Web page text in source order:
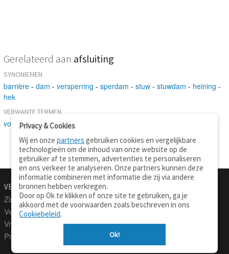
Gerelateerd aan afsluiting
SYNONIEMEN
barrière - dam - versperring - sperdam - stuw - stuwdam - heining -
hek
VERWANTE TERMEN
voorwerp-beëindiging
VERTALEN.NU
Zinnen vertalen
Verklarend woordenboek
Vraagbaak
Professionele vertaling
Over deze site
Privacy
Privacy & Cookies
Wij en onzepartners gebruiken cookies en vergelijkbare
technologieën om de inhoud van onze website op de
gebruiker af te stemmen, advertenties te personaliseren
en ons verkeer te analyseren. Onze partners kunnen deze
informatie combineren met informatie die zij via andere
bronnen hebben verkregen.
Door op Ok te klikken of onze site te gebruiken, ga je
akkoord met de voorwaarden zoals beschreven in ons
Cookiebeleid.
Ok!